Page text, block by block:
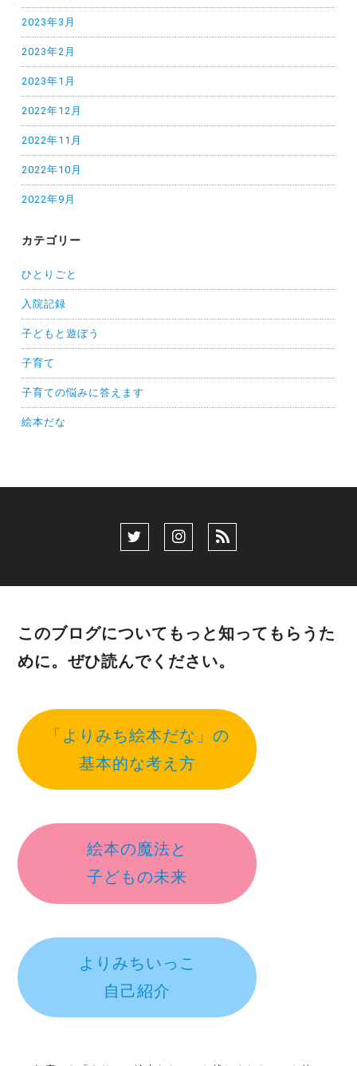
2023年3月
2023年2月
2023年1月
2022年12月
2022年11月
2022年10月
2022年9月
カテゴリー
ひとりごと
入院記録
子どもと遊ぼう
子育て
子育ての悩みに答えます
絵本だな
このブログについてもっと知ってもらうた
めに。ぜひ読んでください。
「よりみち絵本だな」の
基本的な考え方
絵本の魔法と
子どもの未来
よりみちいっこ
自己紹介